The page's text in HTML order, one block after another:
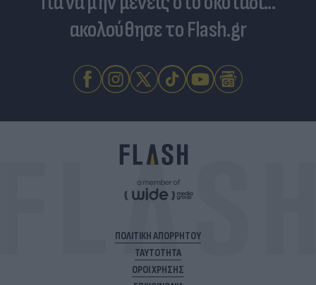
ακολούθησε το Flash.gr
ΠΟΛΙΤΙΚΗ ΑΠΟΡΡΗΤΟΥ
ΤΑΥΤΟΤΗΤΑ
ΟΡΟΙ ΧΡΗΣΗΣ